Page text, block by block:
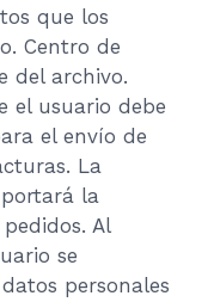
que los
Centro de
del archivo.
el usuario debe
el envío de
La
la
Al
se
personales